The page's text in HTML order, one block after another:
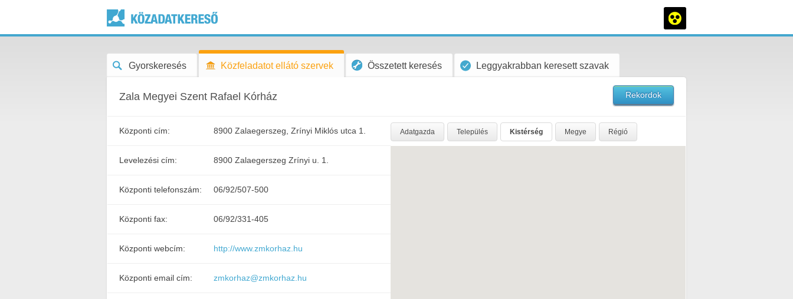
Gyorskeresés Közfeladatot ellátó szervek Összetett keresés Leggyakrabban keresett szavak
Zala Megyei Szent Rafael Kórház Rekordok
Központi cím: 8900 Zalaegerszeg, Zrínyi Miklós utca 1.
Levelezési cím: 8900 Zalaegerszeg Zrínyi u. 1.
Központi telefonszám: 06/92/507-500
Központi fax: 06/92/331-405
Központi webcím: http://www.zmkorhaz.hu
Központi email cím: zmkorhaz@zmkorhaz.hu
Adatgazda Település Kistérség Megye Régió